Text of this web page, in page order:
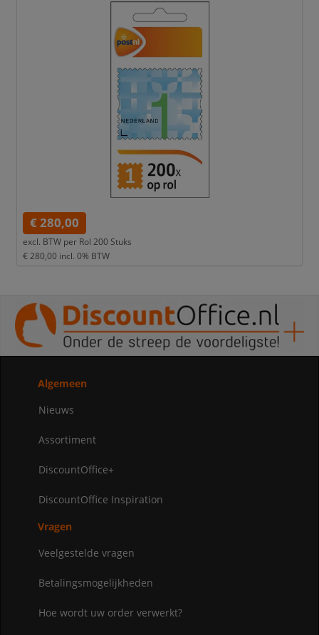
€ 280,00
excl. BTW per Rol 200 Stuks
€ 280,00 incl. 0% BTW
Algemeen
Nieuws
Assortiment
DiscountOffice+
DiscountOffice Inspiration
Vragen
Veelgestelde vragen
Betalingsmogelijkheden
Hoe wordt uw order verwerkt?